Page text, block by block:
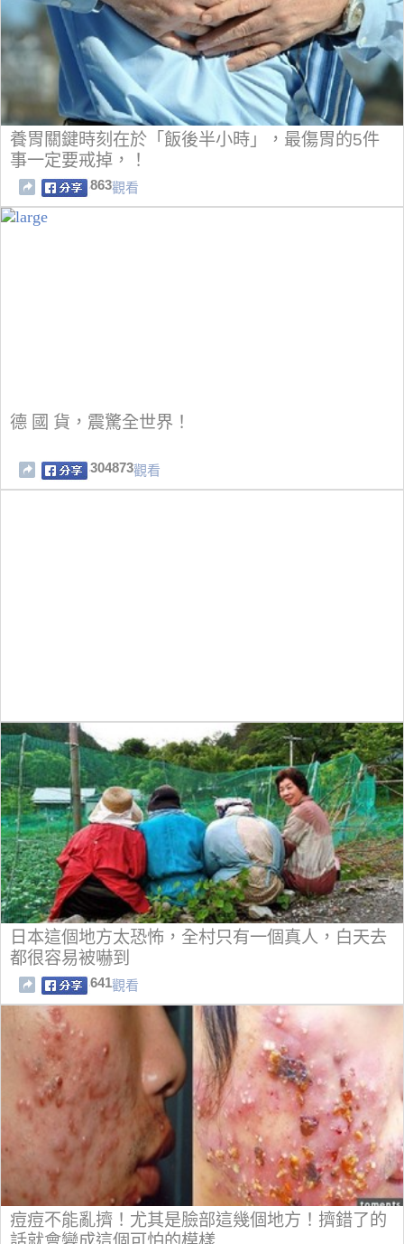
養胃關鍵時刻在於「飯後半小時」，最傷胃的5件
事一定要戒掉，！
863觀看
德 國 貨，震驚全世界！
304873觀看
日本這個地方太恐怖，全村只有一個真人，白天去
都很容易被嚇到
641觀看
痘痘不能亂擠！尤其是臉部這幾個地方！擠錯了的